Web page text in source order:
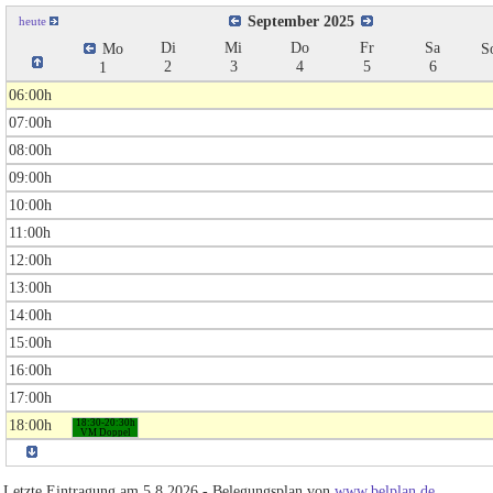
heute
September 2025
Mo
1
Di
2
Mi
3
Do
4
Fr
5
Sa
6
06:00h
07:00h
08:00h
09:00h
10:00h
11:00h
12:00h
13:00h
14:00h
15:00h
16:00h
17:00h
18:00h
18:30-20:30h
VM Doppel
Harry/Eric -